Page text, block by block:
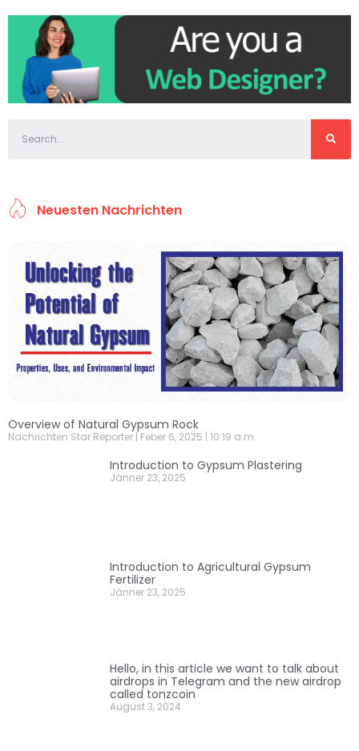
Neuesten Nachrichten
Overview of Natural Gypsum Rock
Nachrichten Star Reporter Feber 6, 2025 10:19 a.m.
Introduction to Gypsum Plastering
Jänner 23, 2025
Introduction to Agricultural Gypsum
Fertilizer
Jänner 23, 2025
Hello, in this article we want to talk about
airdrops in Telegram and the new airdrop
called tonzcoin
August 3, 2024